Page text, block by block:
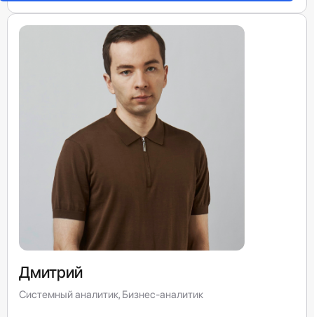
Дмитрий
Системный аналитик, Бизнес-аналитик